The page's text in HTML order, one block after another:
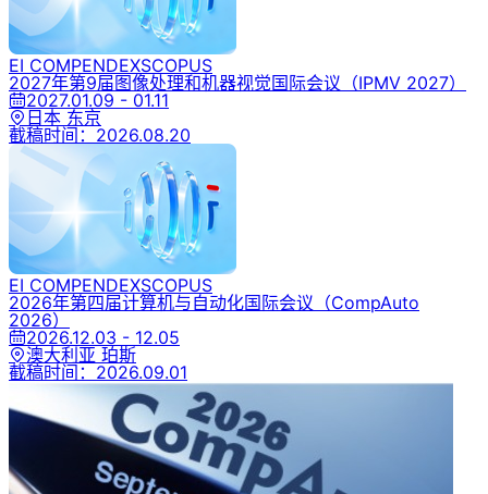
EI COMPENDEXSCOPUS
2027年第9届图像处理和机器视觉国际会议 （IPMV 2027）
2027.01.09 - 01.11
日本 东京
截稿时间： 2026.08.20
EI COMPENDEXSCOPUS
2026年第四届计算机与自动化国际会议 （CompAuto
2026）
2026.12.03 - 12.05
澳大利亚 珀斯
截稿时间： 2026.09.01